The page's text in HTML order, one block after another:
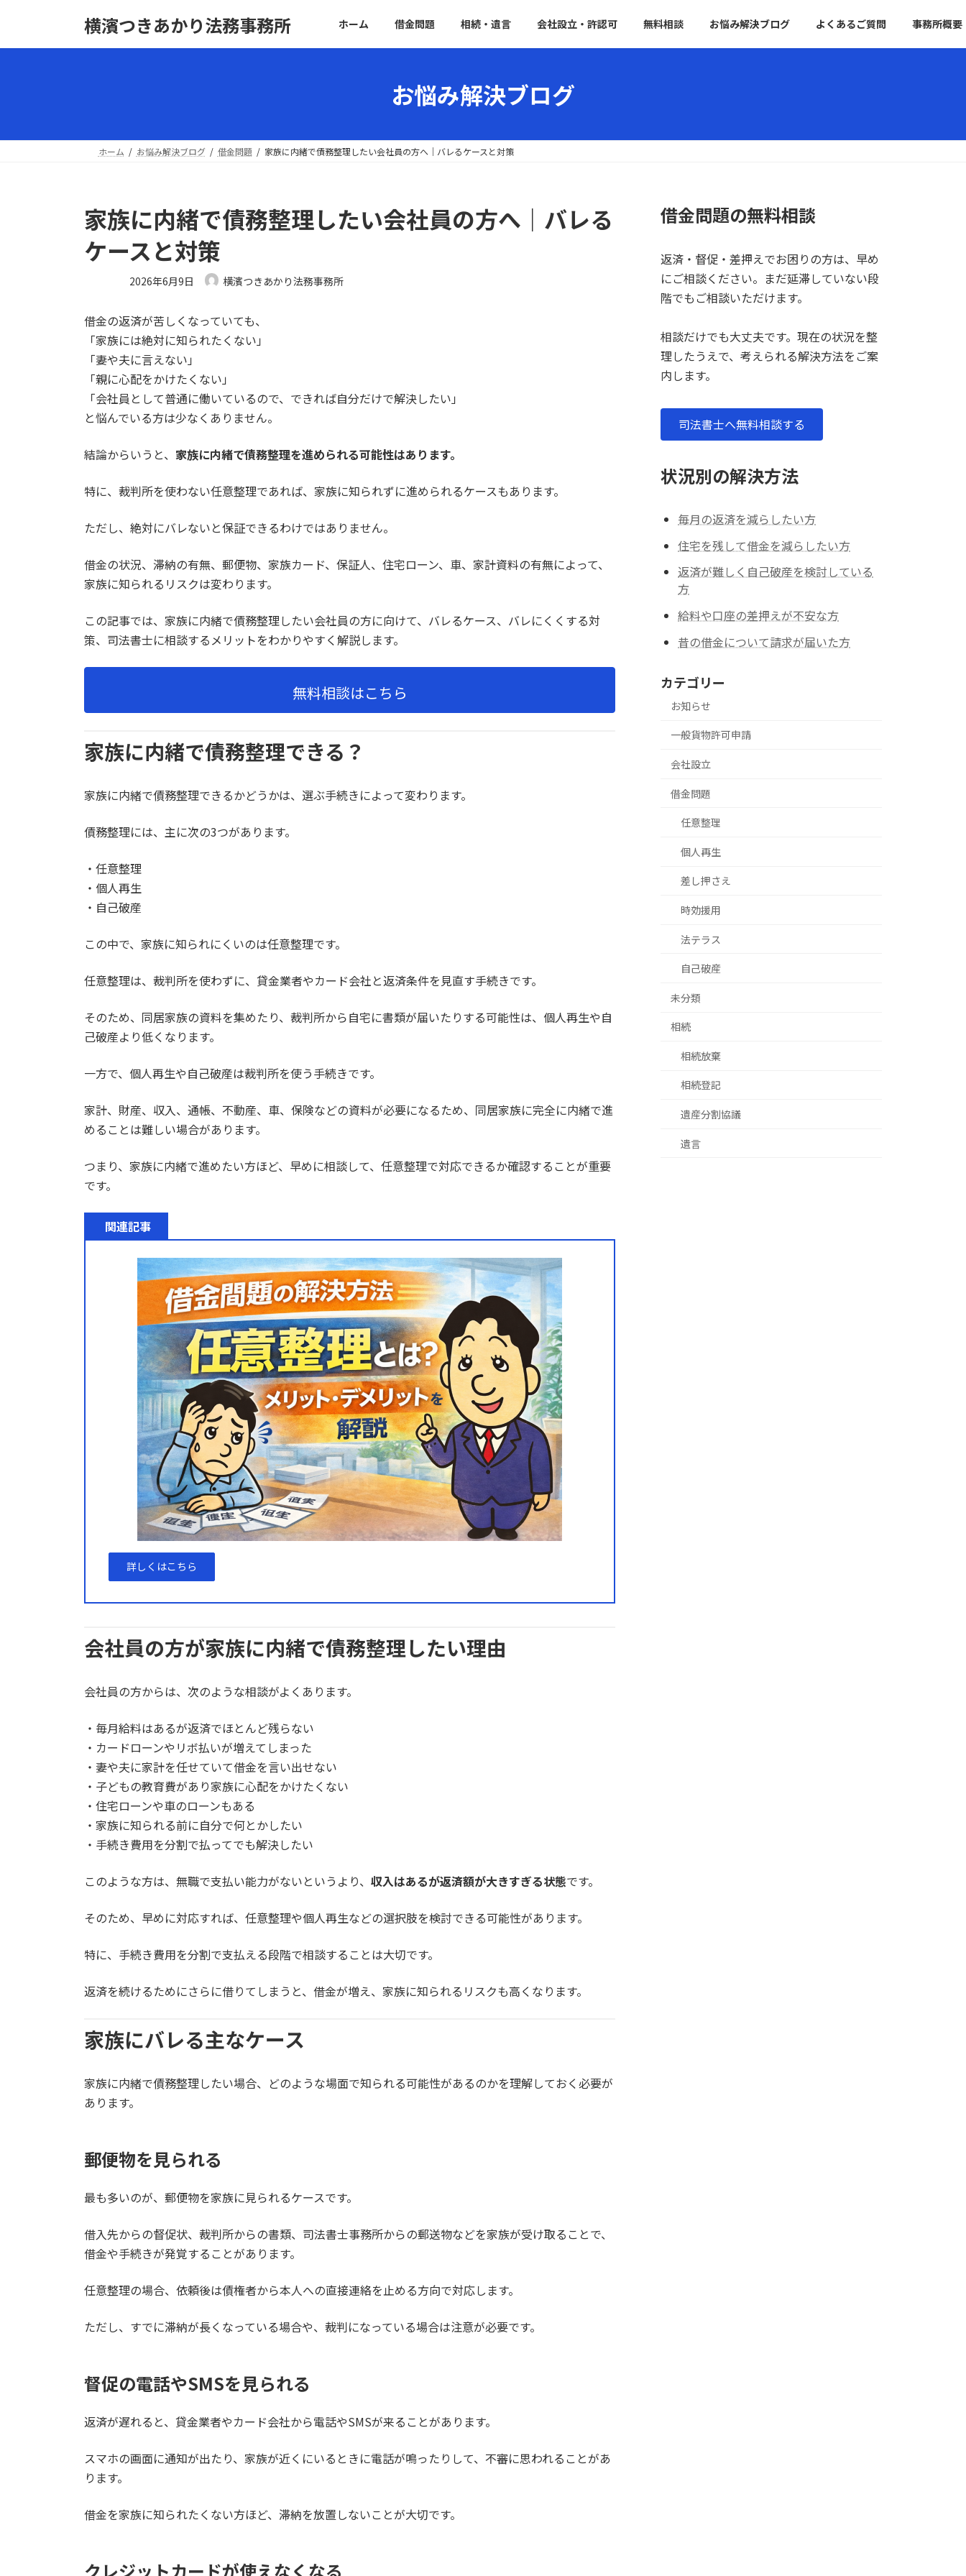
ッ
移
横濱つきあかり法務事務所 ホーム 借金問題 相続・遺言 会社設立・許認可 無料相談 お悩み解決ブログ よくあるご質問 事務所概要
お悩み解決ブログ
ホーム お悩み解決ブログ 借金問題 家族に内緒で債務整理したい会社員の方へ｜バレるケースと対策
家族に内緒で債務整理したい会社員の方へ｜バレる
ケースと対策
最
新
日
時
:
2026年6月9日 横濱つきあかり法務事務所
借金の返済が苦しくなっていても、
「家族には絶対に知られたくない」
「妻や夫に言えない」
「親に心配をかけたくない」
「会社員として普通に働いているので、できれば自分だけで解決したい」
と悩んでいる方は少なくありません。
結論からいうと、 家族に内緒で債務整理を進められる可能性はあります。
特に、裁判所を使わない任意整理であれば、家族に知られずに進められるケースもあります。
ただし、絶対にバレないと保証できるわけではありません。
借金の状況、滞納の有無、郵便物、家族カード、保証人、住宅ローン、車、家計資料の有無によって、
家族に知られるリスクは変わります。
この記事では、家族に内緒で債務整理したい会社員の方に向けて、バレるケース、バレにくくする対
策、司法書士に相談するメリットをわかりやすく解説します。
無料相談はこちら
家族に内緒で債務整理できる？
家族に内緒で債務整理できるかどうかは、選ぶ手続きによって変わります。
債務整理には、主に次の3つがあります。
・任意整理
・個人再生
・自己破産
この中で、家族に知られにくいのは任意整理です。
任意整理は、裁判所を使わずに、貸金業者やカード会社と返済条件を見直す手続きです。
そのため、同居家族の資料を集めたり、裁判所から自宅に書類が届いたりする可能性は、個人再生や自
己破産より低くなります。
一方で、個人再生や自己破産は裁判所を使う手続きです。
家計、財産、収入、通帳、不動産、車、保険などの資料が必要になるため、同居家族に完全に内緒で進
めることは難しい場合があります。
つまり、家族に内緒で進めたい方ほど、早めに相談して、任意整理で対応できるか確認することが重要
です。
関連記事
詳しくはこちら
会社員の方が家族に内緒で債務整理したい理由
会社員の方からは、次のような相談がよくあります。
・毎月給料はあるが返済でほとんど残らない
・カードローンやリボ払いが増えてしまった
・妻や夫に家計を任せていて借金を言い出せない
・子どもの教育費があり家族に心配をかけたくない
・住宅ローンや車のローンもある
・家族に知られる前に自分で何とかしたい
・手続き費用を分割で払ってでも解決したい
このような方は、無職で支払い能力がないというより、 収入はあるが返済額が大きすぎる状態です。
そのため、早めに対応すれば、任意整理や個人再生などの選択肢を検討できる可能性があります。
特に、手続き費用を分割で支払える段階で相談することは大切です。
返済を続けるためにさらに借りてしまうと、借金が増え、家族に知られるリスクも高くなります。
家族にバレる主なケース
家族に内緒で債務整理したい場合、どのような場面で知られる可能性があるのかを理解しておく必要が
あります。
郵便物を見られる
最も多いのが、郵便物を家族に見られるケースです。
借入先からの督促状、裁判所からの書類、司法書士事務所からの郵送物などを家族が受け取ることで、
借金や手続きが発覚することがあります。
任意整理の場合、依頼後は債権者から本人への直接連絡を止める方向で対応します。
ただし、すでに滞納が長くなっている場合や、裁判になっている場合は注意が必要です。
督促の電話やSMSを見られる
返済が遅れると、貸金業者やカード会社から電話やSMSが来ることがあります。
スマホの画面に通知が出たり、家族が近くにいるときに電話が鳴ったりして、不審に思われることがあ
ります。
借金を家族に知られたくない方ほど、滞納を放置しないことが大切です。
クレジットカードが使えなくなる
借金問題の無料相談
返済・督促・差押えでお困りの方は、早め
にご相談ください。まだ延滞していない段
階でもご相談いただけます。
相談だけでも大丈夫です。現在の状況を整
理したうえで、考えられる解決方法をご案
内します。
司法書士へ無料相談する
状況別の解決方法
毎月の返済を減らしたい方
住宅を残して借金を減らしたい方
返済が難しく自己破産を検討している
方
給料や口座の差押えが不安な方
昔の借金について請求が届いた方
カテゴリー
お知らせ
一般貨物許可申請
会社設立
借金問題
任意整理
個人再生
差し押さえ
時効援用
法テラス
自己破産
未分類
相続
相続放棄
相続登記
遺産分割協議
遺言